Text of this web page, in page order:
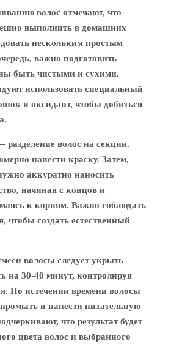
волос отмечают, что
выполнить в домашних
нескольким простым
важно подготовить
быть чистыми и сухими.
использовать специальный
и оксидант, чтобы добиться
волос на секции.
нанести краску. Затем,
аккуратно наносить
начиная с концов и
к корням. Важно соблюдать
чтобы создать естественный
волосы следует укрыть
на 30-40 минут, контролируя
По истечении времени волосы
и нанести питательную
что результат будет
цвета волос и выбранного